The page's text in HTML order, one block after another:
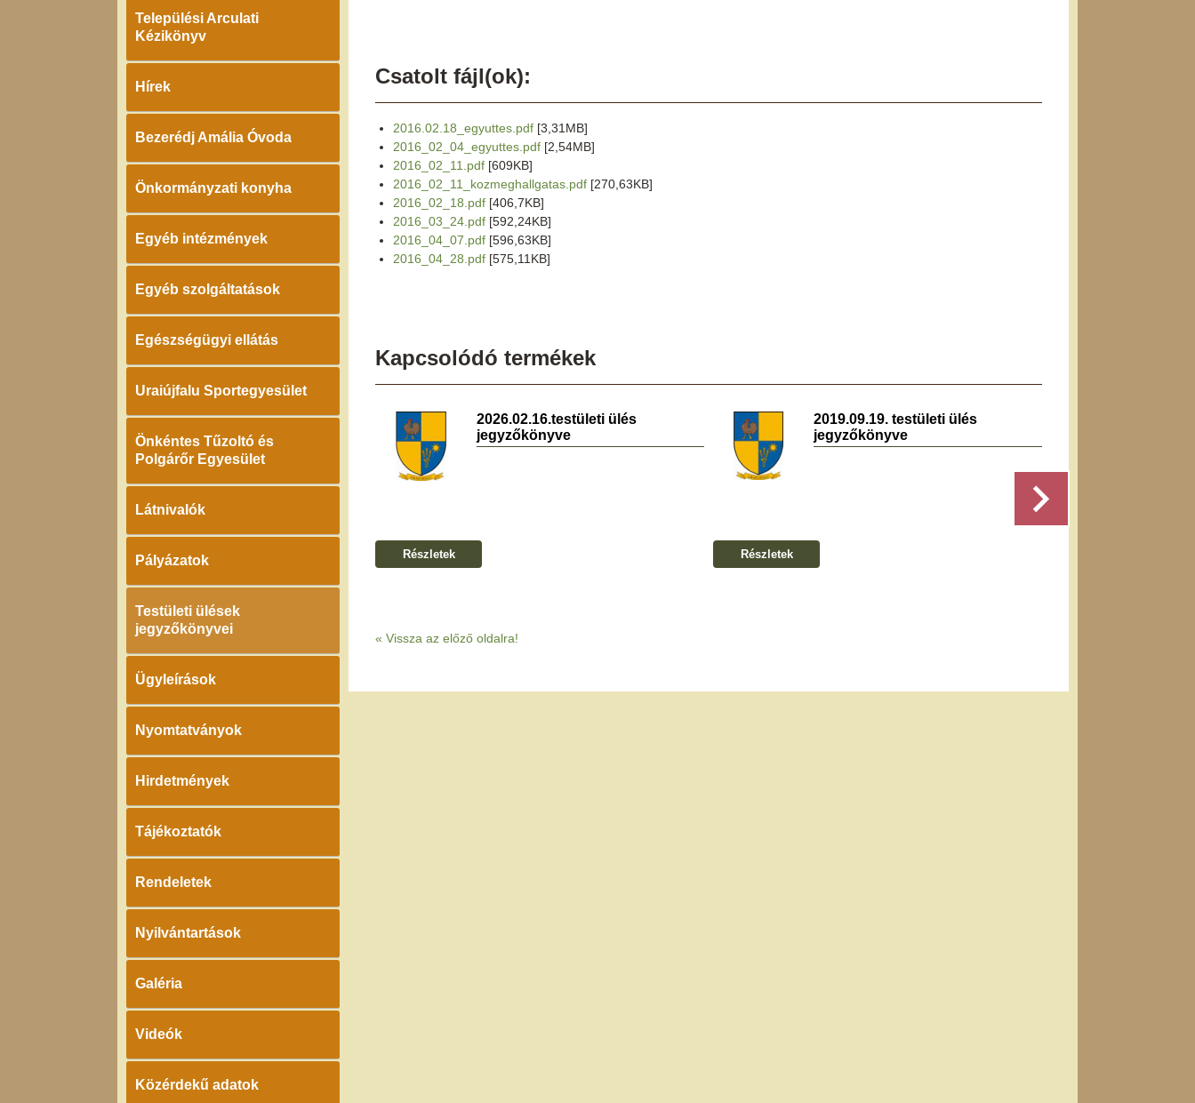
Települési Arculati
Kézikönyv
Hírek
Bezerédj Amália Óvoda
Önkormányzati konyha
Egyéb intézmények
Egyéb szolgáltatások
Egészségügyi ellátás
Uraiújfalu Sportegyesület
Önkéntes Tűzoltó és
Polgárőr Egyesület
Látnivalók
Pályázatok
Testületi ülések
jegyzőkönyvei
Ügyleírások
Nyomtatványok
Hirdetmények
Tájékoztatók
Rendeletek
Nyilvántartások
Galéria
Videók
Közérdekű adatok
Csatolt fájl(ok):
2016.02.18_egyuttes.pdf [3,31MB]
2016_02_04_egyuttes.pdf [2,54MB]
2016_02_11.pdf [609KB]
2016_02_11_kozmeghallgatas.pdf [270,63KB]
2016_02_18.pdf [406,7KB]
2016_03_24.pdf [592,24KB]
2016_04_07.pdf [596,63KB]
2016_04_28.pdf [575,11KB]
Kapcsolódó termékek
2026.02.16.testületi ülés
jegyzőkönyve
Részletek
2019.09.19. testületi ülés
jegyzőkönyve
Részletek
« Vissza az előző oldalra!